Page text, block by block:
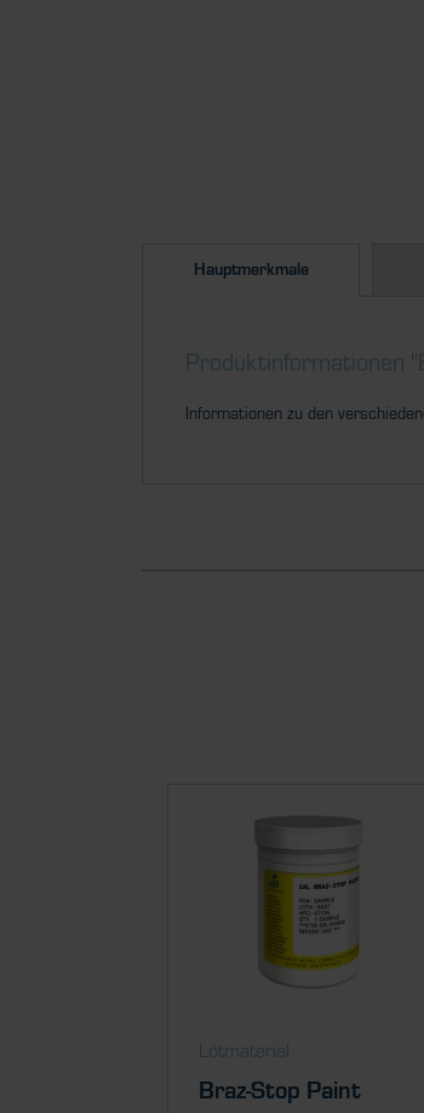
Hauptmerkmale
Produktinformationen
Informationen zu den
Lötmaterial
Braz-Stop Paint